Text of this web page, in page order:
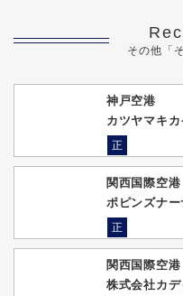
その他「
神戸空港
カツヤマキ
正
関西国際空港
ポピンズナ
正
関西国際空港
株式会社カデ